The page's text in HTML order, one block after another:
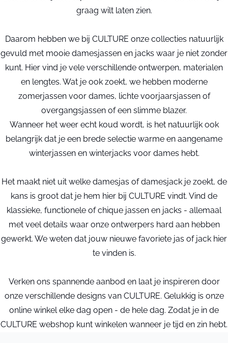
graag wilt laten zien.
Daarom hebben we bij CULTURE onze collecties natuurlijk
gevuld met mooie damesjassen en jacks waar je niet zonder
kunt. Hier vind je vele verschillende ontwerpen, materialen
en lengtes. Wat je ook zoekt, we hebben moderne
zomerjassen voor dames, lichte voorjaarsjassen of
overgangsjassen of een slimme blazer.
Wanneer het weer echt koud wordt, is het natuurlijk ook
belangrijk dat je een brede selectie warme en aangename
winterjassen en winterjacks voor dames hebt.
Het maakt niet uit welke damesjas of damesjack je zoekt, de
kans is groot dat je hem hier bij CULTURE vindt. Vind de
klassieke, functionele of chique jassen en jacks - allemaal
met veel details waar onze ontwerpers hard aan hebben
gewerkt. We weten dat jouw nieuwe favoriete jas of jack hier
te vinden is.
Verken ons spannende aanbod en laat je inspireren door
onze verschillende designs van CULTURE. Gelukkig is onze
online winkel elke dag open - de hele dag. Zodat je in de
CULTURE webshop kunt winkelen wanneer je tijd en zin hebt.